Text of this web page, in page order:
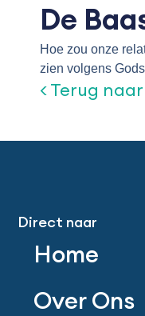
De
Hoe zou onze
zien volgens
< Terug
Direct naar
Home
Over Ons